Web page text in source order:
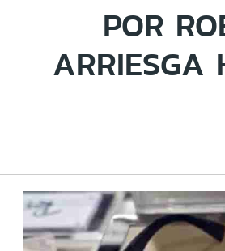
POR
ARRIESGA